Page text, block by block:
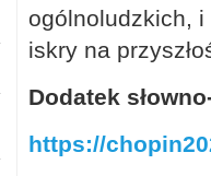
ogólnoludzkich,
iskry na
Dodatek
https://